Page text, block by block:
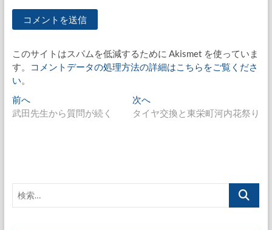
このサイトはスパムを低減するために Akismet を使っていま
す。
コメントデータの処理方法の詳細はこちらをご覧くださ
い。
投
稿
ゲ
ー
前へ過
去
武田先生から質問が続く
次へ
の
タイヤ交換と東栄町河内花祭り